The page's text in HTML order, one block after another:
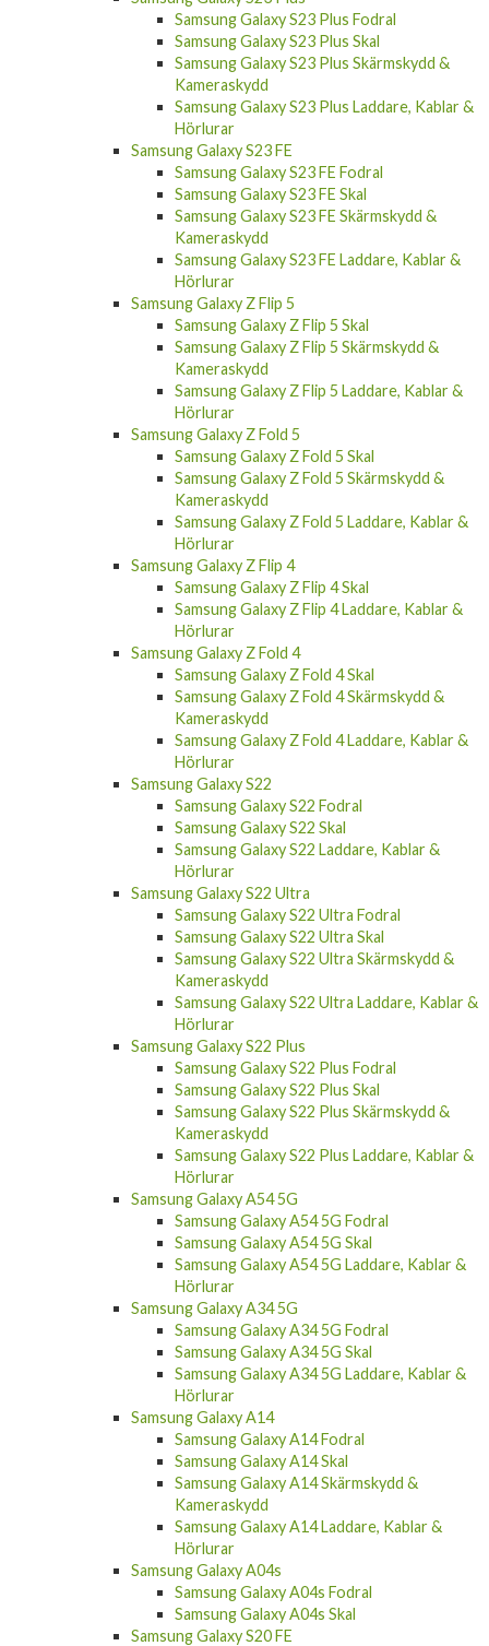
Samsung Galaxy S23 Plus Fodral
Samsung Galaxy S23 Plus Skal
Samsung Galaxy S23 Plus Skärmskydd &
Kameraskydd
Samsung Galaxy S23 Plus Laddare, Kablar &
Hörlurar
Samsung Galaxy S23 FE
Samsung Galaxy S23 FE Fodral
Samsung Galaxy S23 FE Skal
Samsung Galaxy S23 FE Skärmskydd &
Kameraskydd
Samsung Galaxy S23 FE Laddare, Kablar &
Hörlurar
Samsung Galaxy Z Flip 5
Samsung Galaxy Z Flip 5 Skal
Samsung Galaxy Z Flip 5 Skärmskydd &
Kameraskydd
Samsung Galaxy Z Flip 5 Laddare, Kablar &
Hörlurar
Samsung Galaxy Z Fold 5
Samsung Galaxy Z Fold 5 Skal
Samsung Galaxy Z Fold 5 Skärmskydd &
Kameraskydd
Samsung Galaxy Z Fold 5 Laddare, Kablar &
Hörlurar
Samsung Galaxy Z Flip 4
Samsung Galaxy Z Flip 4 Skal
Samsung Galaxy Z Flip 4 Laddare, Kablar &
Hörlurar
Samsung Galaxy Z Fold 4
Samsung Galaxy Z Fold 4 Skal
Samsung Galaxy Z Fold 4 Skärmskydd &
Kameraskydd
Samsung Galaxy Z Fold 4 Laddare, Kablar &
Hörlurar
Samsung Galaxy S22
Samsung Galaxy S22 Fodral
Samsung Galaxy S22 Skal
Samsung Galaxy S22 Laddare, Kablar &
Hörlurar
Samsung Galaxy S22 Ultra
Samsung Galaxy S22 Ultra Fodral
Samsung Galaxy S22 Ultra Skal
Samsung Galaxy S22 Ultra Skärmskydd &
Kameraskydd
Samsung Galaxy S22 Ultra Laddare, Kablar &
Hörlurar
Samsung Galaxy S22 Plus
Samsung Galaxy S22 Plus Fodral
Samsung Galaxy S22 Plus Skal
Samsung Galaxy S22 Plus Skärmskydd &
Kameraskydd
Samsung Galaxy S22 Plus Laddare, Kablar &
Hörlurar
Samsung Galaxy A54 5G
Samsung Galaxy A54 5G Fodral
Samsung Galaxy A54 5G Skal
Samsung Galaxy A54 5G Laddare, Kablar &
Hörlurar
Samsung Galaxy A34 5G
Samsung Galaxy A34 5G Fodral
Samsung Galaxy A34 5G Skal
Samsung Galaxy A34 5G Laddare, Kablar &
Hörlurar
Samsung Galaxy A14
Samsung Galaxy A14 Fodral
Samsung Galaxy A14 Skal
Samsung Galaxy A14 Skärmskydd &
Kameraskydd
Samsung Galaxy A14 Laddare, Kablar &
Hörlurar
Samsung Galaxy A04s
Samsung Galaxy A04s Fodral
Samsung Galaxy A04s Skal
Samsung Galaxy S20 FE